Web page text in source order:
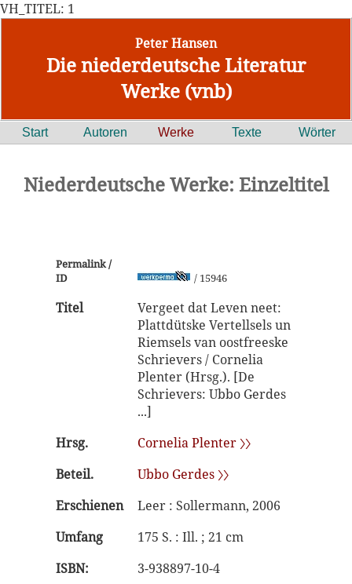
VH_TITEL: 1
Peter Hansen
Die niederdeutsche Literatur
Werke (vnb)
Start Autoren Werke Texte Wörter
Niederdeutsche Werke: Einzeltitel
Permalink /
ID
/ 15946
Titel
Vergeet dat Leven neet:
Plattdütske Vertellsels un
Riemsels van oostfreeske
Schrievers / Cornelia
Plenter (Hrsg.). [De
Schrievers: Ubbo Gerdes
...]
Hrsg.
Cornelia Plenter 〉〉
Beteil.
Ubbo Gerdes 〉〉
Erschienen
Leer : Sollermann, 2006
Umfang
175 S. : Ill. ; 21 cm
ISBN:
3-938897-10-4